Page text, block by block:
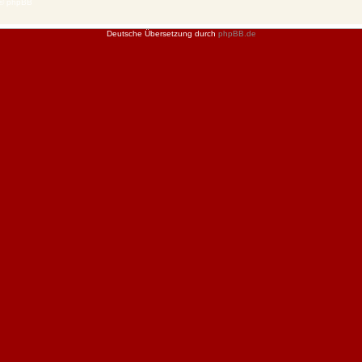
Deutsche Übersetzung durch phpBB.de